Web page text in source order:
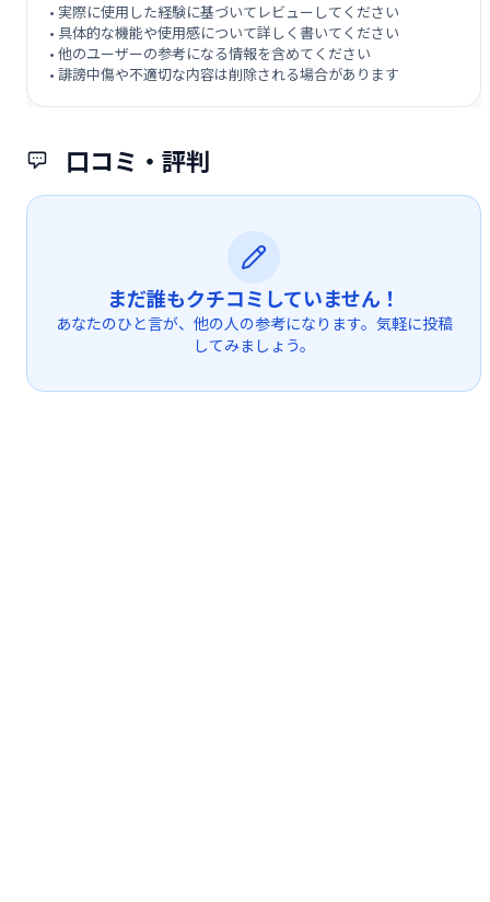
口コミ・評判
まだ誰もクチコミしていません！
あなたのひと言が、他の人の参考になります。気軽に投稿
してみましょう。
• 実際に使用した経験に基づいてレビューしてください
• 具体的な機能や使用感について詳しく書いてください
• 他のユーザーの参考になる情報を含めてください
• 誹謗中傷や不適切な内容は削除される場合があります